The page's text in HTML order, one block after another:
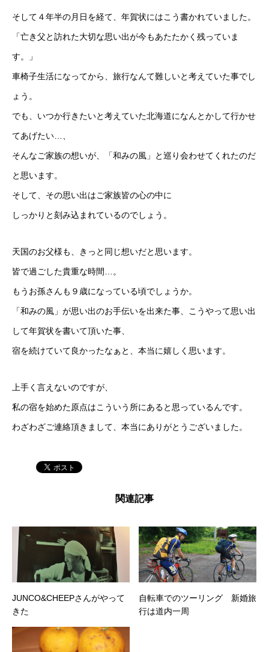
そして４年半の月日を経て、年賀状にはこう書かれていました。
「亡き父と訪れた大切な思い出が今もあたたかく残っていま
す。」
車椅子生活になってから、旅行なんて難しいと考えていた事でし
ょう。
でも、いつか行きたいと考えていた北海道になんとかして行かせ
てあげたい…、
そんなご家族の想いが、「和みの風」と巡り会わせてくれたのだ
と思います。
そして、その思い出はご家族皆の心の中に
しっかりと刻み込まれているのでしょう。
天国のお父様も、きっと同じ想いだと思います。
皆で過ごした貴重な時間…。
もうお孫さんも９歳になっている頃でしょうか。
「和みの風」が思い出のお手伝いを出来た事、こうやって思い出
して年賀状を書いて頂いた事、
宿を続けていて良かったなぁと、本当に嬉しく思います。
上手く言えないのですが、
私の宿を始めた原点はこういう所にあると思っているんです。
わざわざご連絡頂きまして、本当にありがとうございました。
関連記事
JUNCO&CHEEPさんがやって
きた
自転車でのツーリング 新婚旅
行は道内一周